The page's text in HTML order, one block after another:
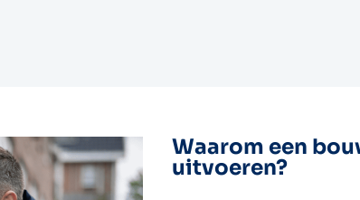
Waarom een
uitvoeren?